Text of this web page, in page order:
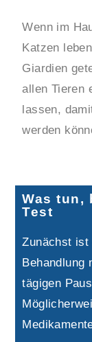
Wenn im
Katzen
Giardien
allen Tieren
lassen,
werden
Was tun,
Test
Zunächst ist
Behandlung
tägigen